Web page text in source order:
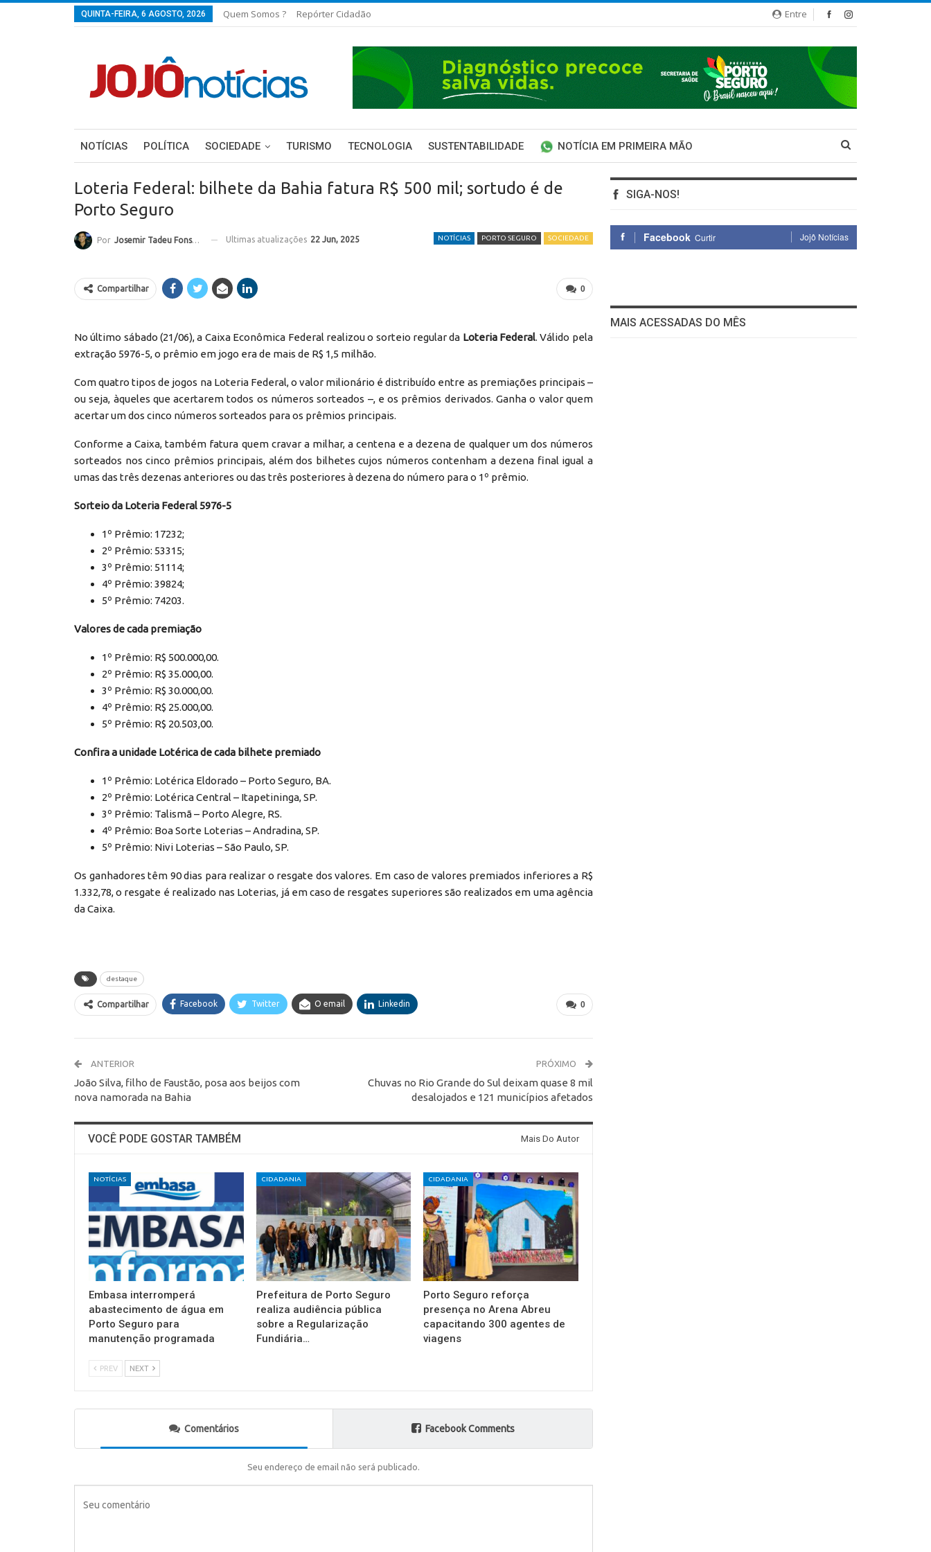
Entre
QUINTA-FEIRA, 6 AGOSTO, 2026 Quem Somos ? Repórter Cidadão
NOTÍCIAS POLÍTICA SOCIEDADE TURISMO TECNOLOGIA SUSTENTABILIDADE NOTÍCIA EM PRIMEIRA MÃO
Loteria Federal: bilhete da Bahia fatura R$ 500 mil; sortudo é de
Porto Seguro
NOTÍCIAS PORTO SEGURO SOCIEDADE
Por Josemir Tadeu Fonseca Ultimas atualizações 22 Jun, 2025
0
Compartilhar
No último sábado (21/06), a Caixa Econômica Federal realizou o sorteio regular da Loteria Federal. Válido pela
extração 5976-5, o prêmio em jogo era de mais de R$ 1,5 milhão.
Com quatro tipos de jogos na Loteria Federal, o valor milionário é distribuído entre as premiações principais –
ou seja, àqueles que acertarem todos os números sorteados –, e os prêmios derivados. Ganha o valor quem
acertar um dos cinco números sorteados para os prêmios principais.
Conforme a Caixa, também fatura quem cravar a milhar, a centena e a dezena de qualquer um dos números
sorteados nos cinco prêmios principais, além dos bilhetes cujos números contenham a dezena final igual a
umas das três dezenas anteriores ou das três posteriores à dezena do número para o 1º prêmio.
Sorteio da Loteria Federal 5976-5
1º Prêmio: 17232;
2º Prêmio: 53315;
3º Prêmio: 51114;
4º Prêmio: 39824;
5º Prêmio: 74203.
Valores de cada premiação
1º Prêmio: R$ 500.000,00.
2º Prêmio: R$ 35.000,00.
3º Prêmio: R$ 30.000,00.
4º Prêmio: R$ 25.000,00.
5º Prêmio: R$ 20.503,00.
Confira a unidade Lotérica de cada bilhete premiado
1º Prêmio: Lotérica Eldorado – Porto Seguro, BA.
2º Prêmio: Lotérica Central – Itapetininga, SP.
3º Prêmio: Talismã – Porto Alegre, RS.
4º Prêmio: Boa Sorte Loterias – Andradina, SP.
5º Prêmio: Nivi Loterias – São Paulo, SP.
Os ganhadores têm 90 dias para realizar o resgate dos valores. Em caso de valores premiados inferiores a R$
1.332,78, o resgate é realizado nas Loterias, já em caso de resgates superiores são realizados em uma agência
da Caixa.
destaque
0
Compartilhar Facebook Twitter O email Linkedin
ANTERIOR
João Silva, filho de Faustão, posa aos beijos com
nova namorada na Bahia
PRÓXIMO
Chuvas no Rio Grande do Sul deixam quase 8 mil
desalojados e 121 municípios afetados
VOCÊ PODE GOSTAR TAMBÉM Mais Do Autor
NOTÍCIAS
Embasa interromperá
abastecimento de água em
Porto Seguro para
manutenção programada
CIDADANIA
Prefeitura de Porto Seguro
realiza audiência pública
sobre a Regularização
Fundiária…
CIDADANIA
Porto Seguro reforça
presença no Arena Abreu
capacitando 300 agentes de
viagens
PREV NEXT
Comentários Facebook Comments
Seu endereço de email não será publicado.
SIGA-NOS!
Facebook Curtir Jojô Notícias
MAIS ACESSADAS DO MÊS